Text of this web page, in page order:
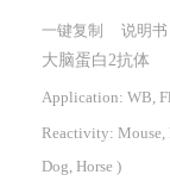
一键复制 说明书
大脑蛋白2抗体
Application: WB,
Reactivity: Mouse,
Dog, Horse )